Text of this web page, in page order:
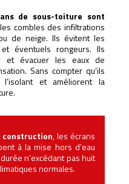
de sous-toiture sont
combles des infiltrations
de neige. Ils évitent les
éventuels rongeurs. Ils
et évacuer les eaux de
Sans compter qu’ils
et améliorent la
, les écrans
à la mise hors d’eau
n’excédant pas huit
normales.